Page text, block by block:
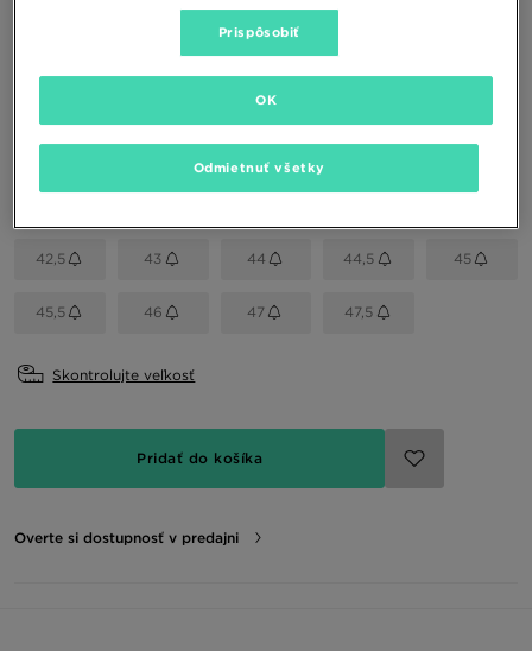
42,5 43 44 44,5 45
45,5 46 47 47,5
Skontrolujte veľkosť
Pridať do košíka
Overte si dostupnosť v predajni
Prispôsobiť
Odmietnuť všetky
OK